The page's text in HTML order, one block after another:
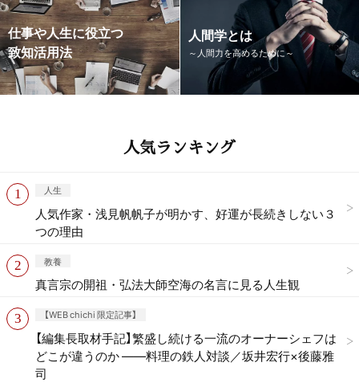
仕事や人生に役立つ
致知活用法
人間学とは
～人間力を高めるために～
人気ランキング
人生
人気作家・浅見帆帆子が明かす、好運が長続きしない３
つの理由
教養
真言宗の開祖・弘法大師空海の名言に見る人生観
【WEB chichi 限定記事】
【編集長取材手記】繁盛し続ける一流のオーナーシェフは
どこが違うのか ——料理の鉄人対談／坂井宏行×後藤雅
司